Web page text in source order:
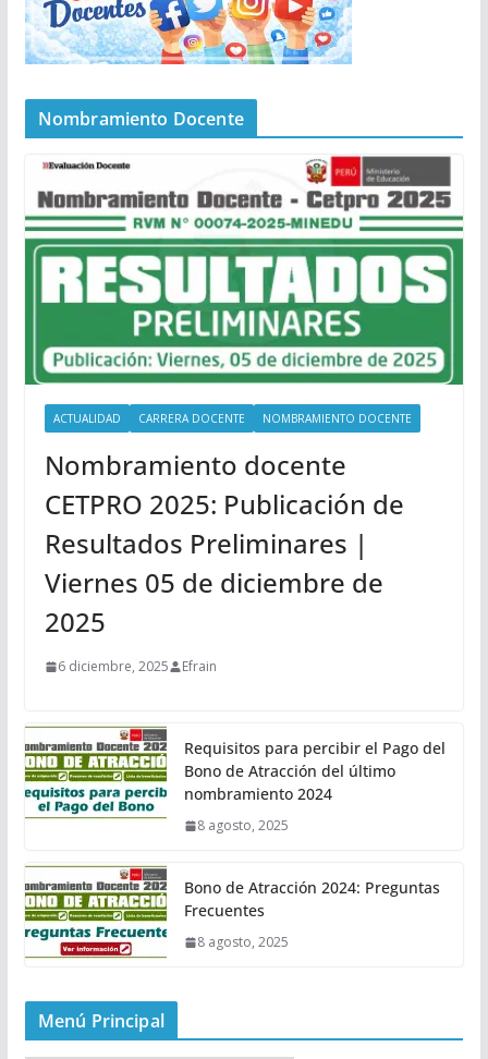
Nombramiento Docente
ACTUALIDAD CARRERA DOCENTE NOMBRAMIENTO DOCENTE
Nombramiento docente
CETPRO 2025: Publicación de
Resultados Preliminares |
Viernes 05 de diciembre de
2025
6 diciembre, 2025 Efrain
Requisitos para percibir el Pago del
Bono de Atracción del último
nombramiento 2024
8 agosto, 2025
Bono de Atracción 2024: Preguntas
Frecuentes
8 agosto, 2025
Menú Principal